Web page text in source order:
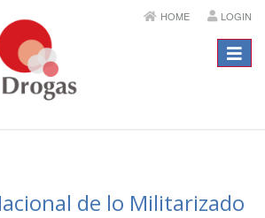
HOME LOGIN
Menú
de lo Militarizado